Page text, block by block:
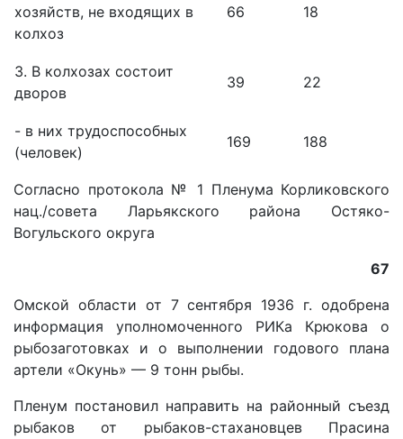
хозяйств, не входящих в
колхоз
66 18
3. В колхозах состоит
дворов
39 22
- в них трудоспособных
(человек)
169 188
Согласно протокола № 1 Пленума Корликовского
нац./совета Ларьякского района Остяко-
Вогульского округа
67
Омской области от 7 сентября 1936 г. одобрена
информация уполномоченного РИКа Крюкова о
рыбозаготовках и о выполнении годового плана
артели «Окунь» — 9 тонн рыбы.
Пленум постановил направить на районный съезд
рыбаков от рыбаков-стахановцев Прасина